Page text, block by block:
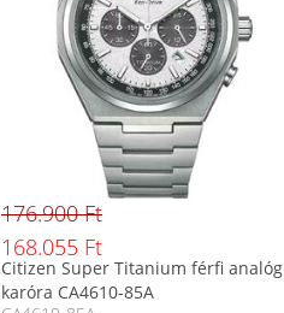
176.900 Ft
168.055 Ft
Citizen Super Titanium férfi analóg
karóra CA4610-85A